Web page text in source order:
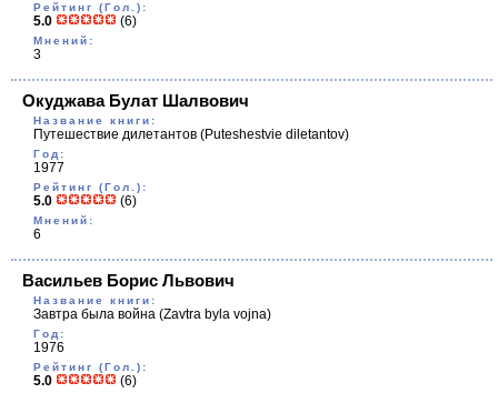
Рейтинг (Гол.):
5.0 (6)
Мнений:
3
Окуджава Булат Шалвович
Название книги:
Путешествие дилетантов (Puteshestvie diletantov)
Год:
1977
Рейтинг (Гол.):
5.0 (6)
Мнений:
6
Васильев Борис Львович
Название книги:
Завтра была война (Zavtra byla vojna)
Год:
1976
Рейтинг (Гол.):
5.0 (6)